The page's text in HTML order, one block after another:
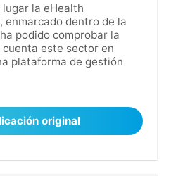
la eHealth
enmarcado dentro de la
podido comprobar la
cuenta este sector en
plataforma de gestión
original